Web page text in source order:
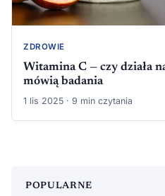
ZDROWIE
Witamina C — czy działa
mówią badania
1 lis 2025 · 9 min czytania
POPULARNE